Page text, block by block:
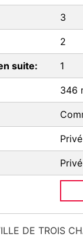
3
2
suite: 1
346
Privé
Privé
DE TROIS